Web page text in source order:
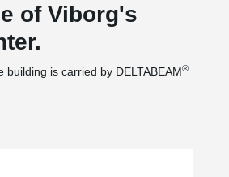
of Viborg's
is carried by DELTABEAM®